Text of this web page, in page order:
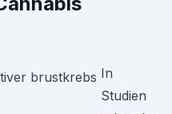
In
Studien